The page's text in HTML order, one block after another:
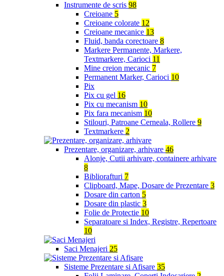
Instrumente de scris 98
Creioane 5
Creioane colorate 12
Creioane mecanice 13
Fluid, banda corectoare 8
Markere Permanente, Markere,
Textmarkere, Carioci 11
Mine creion mecanic 7
Permanent Marker, Carioci 10
Pix
Pix cu gel 16
Pix cu mecanism 10
Pix fara mecanism 10
Stilouri, Patroane Cerneala, Rollere 9
Textmarkere 2
Prezentare, organizare, arhivare 46
Alonje, Cutii arhivare, containere arhivare
8
Bibliorafturi 7
Clipboard, Mape, Dosare de Prezentare 3
Dosare din carton 5
Dosare din plastic 3
Folie de Protectie 10
Separatoare si Index, Registre, Repertoare
10
Saci Menajeri 25
Sisteme Prezentare si Afisare 35